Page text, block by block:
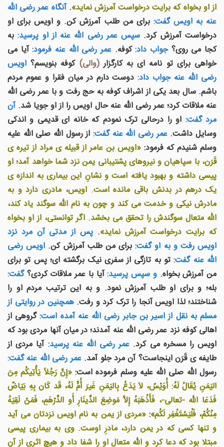
از او بخواه که برايت درخواست آمرزش نمايد».آنگاه عمر رضی الله
عنه به اويس گفت: برای من طلب آمرزش کن. و اويس برای او
درخواست آمرزش کرد. سپس عمر رضی الله عنه از او پرسيد:به
کجا می روی؟ جواب داد:کوفه. عمر رضی الله عنه فرمود:آيا می
خواهی برای تو نامه ای به کارگزار(والی) کوفه بنويسم؟اويس
رضی الله عنه جواب داد:دوست دارم در ميان فقرا و عموم مردم
باشم. سال بعد يکی از اشراف کوفه به حج رفت و با عمر رضی الله
عنه ملاقات کرد؛ عمر رضی الله عنه حال اويس را از او جويا شد.آن
مرد گفت: او را درحالی ترک نمودم که خانه ای قديمی و اندکی
وسايل داشت. عمر رضی الله عنه گفت: از رسول الله صلى الله عليه
وسلم شنيدم که فرمود: «اويس بن عامر از قبيله ی مراد از تيره ی
قَرَن، با سپاهيان و نيروهای پشتيبانی يمن نزد شما خواهد آمد؛ او
پيسی داشته و بهبود يافته است و نشانِ اين بيماری به اندازه ی
يک درهم در بدنش باقی مانده است. اويس، مادری دارد و به
مادرش نيکی و خدمت می کند و چون به نام الله سوگند ياد کند،
الله متعال سوگندش را تحقق می بخشد. اگر توانستی، از او بخواه
که برايت درخواست آمرزش نمايد». پس از مدتی آن مرد نزد
اويس رفت و به او گفت:برای من طلب آمرزش کن. اويس رضی
الله عنه گفت:تو به تازگی از سفری نيک برگشته ای؛ پس تو برای
من آمرزش بخواه. و سپس پرسيد:آيا با عمر ملاقات کردی؟گفت:
بله؛ و برای او طلب آمرزش نمود. و به این ترتیب مردم او را
شناختند؛ لذا اويس آنجا را ترک کرد و رفت. همچنين در روايتی از
مسلم به نقل از اسير بن جابر رضی الله عنه آمده است:گروهی از
اهالی کوفه نزد عمر رضی الله عنه آمدند؛ در ميان آنها مردی بود که
اويس را مسخره می کرد. عمر رضی الله عنه پرسيد: آيا مردی از
طايفه ی قَرَن اينجاست؟ آن مرد جلو آمد. عمر رضی الله عنه گفت:
رسول الله صلى الله عليه وسلم فرموده است:«إِنَّ رَجُلاً يَأْتِيكُم مِنَ
اليَمَنِ يُقَالُ لَهُ: أُوَيْسٌ، لاَ يَدَعُ بِاليَمَنِ غَيرَ أُمٍّ لَهُ، قَد كَان بِهِ بَيَاضٌ
فَدَعَا الله -تعالى-، فَأَذْهَبَهُ إِلاَّ مَوضِعَ الدِّينَارِ أَو الدِّرْهَمِ، فَمَنْ لَقِيَهُ
مِنْكُمْ، فَلْيَسْتَغْفِر لَكُم»:«مردی از يمن به نام اويس نزدتان می آيد
و تنها کسی که در يمن دارد، مادرِ اوست. وی به بيماری پيسی
مبتلا بود که دعا کرد و الله متعال او را شفا داد و هيچ اثری از آن